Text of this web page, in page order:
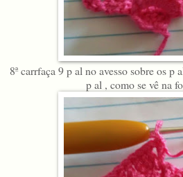
8ª carrfaça 9 p al no avesso sobre os
p al , como se vê na